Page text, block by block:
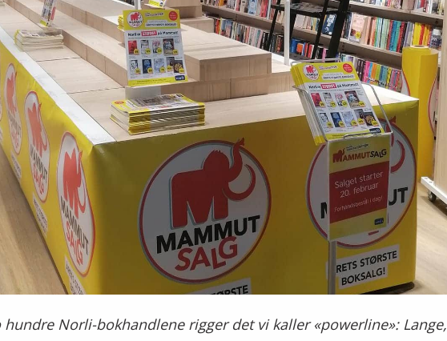
hundre Norli-bokhandlene rigger det vi kaller «powerline»: Lange,